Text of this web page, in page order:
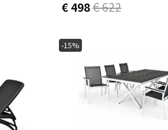
€ 498€ 622
-15%